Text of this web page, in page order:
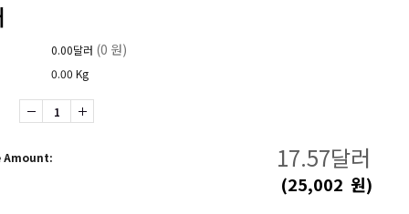
0.00달러 (0 원)
0.00 Kg
Amount: 17.57달러
(25,002 원)